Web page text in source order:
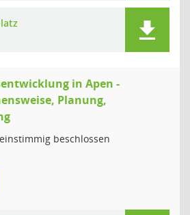
in Apen -
Planung,
einstimmig beschlossen